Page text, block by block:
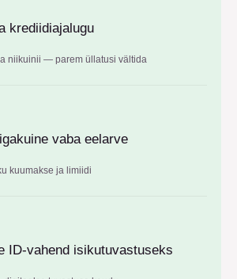
krediidiajalugu
niikuinii — parem üllatusi vältida
vaba eelarve
kuumakse ja limiidi
ID-vahend isikutuvastuseks